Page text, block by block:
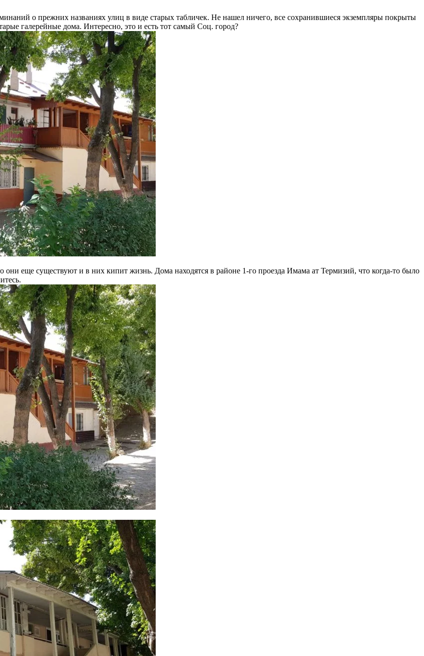
о прежних названиях улиц в виде старых табличек. Не нашел ничего, все сохранившиеся экземпляры покрыты
галерейные дома. Интересно, это и есть тот самый Соц. город?
еще существуют и в них кипит жизнь. Дома находятся в районе 1-го проезда Имама ат Термизий, что когда-то было